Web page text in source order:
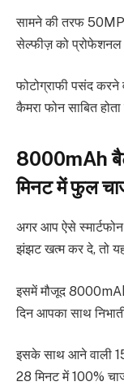
सामने की तरफ 50MP
सेल्फीज़ को प्रोफेशनल
फोटोग्राफी पसंद करने
कैमरा फोन साबित होता
8000mAh
मिनट में फुल
अगर आप ऐसे
झंझट खत्म कर दे, तो
इसमें मौजूद
दिन आपका साथ
इसके साथ आने वाली
28 मिनट में 100%